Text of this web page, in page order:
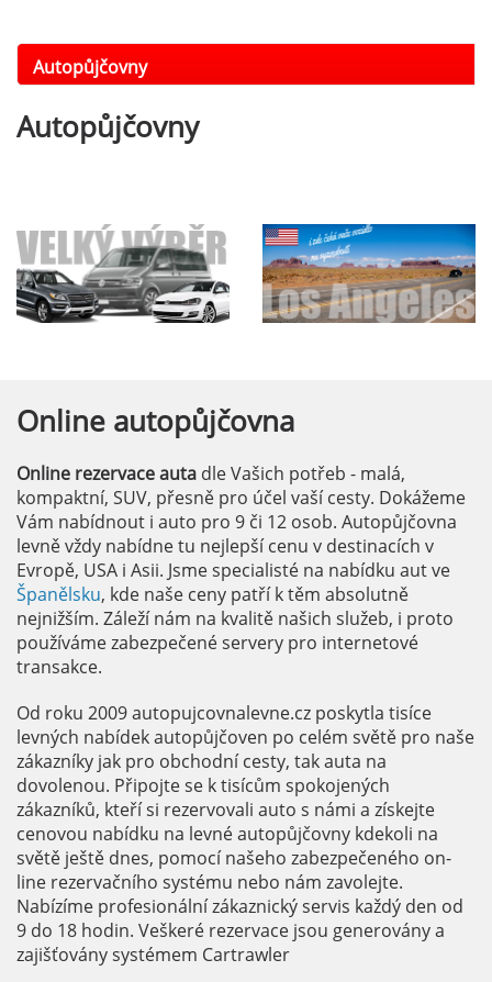
Autopůjčovny
Autopůjčovny
Online autopůjčovna
Online rezervace auta dle Vašich potřeb - malá,
kompaktní, SUV, přesně pro účel vaší cesty. Dokážeme
Vám nabídnout i auto pro 9 či 12 osob. Autopůjčovna
levně vždy nabídne tu nejlepší cenu v destinacích v
Evropě, USA i Asii. Jsme specialisté na nabídku aut ve
Španělsku, kde naše ceny patří k těm absolutně
nejnižším. Záleží nám na kvalitě našich služeb, i proto
používáme zabezpečené servery pro internetové
transakce.
Od roku 2009 autopujcovnalevne.cz poskytla tisíce
levných nabídek autopůjčoven po celém světě pro naše
zákazníky jak pro obchodní cesty, tak auta na
dovolenou. Připojte se k tisícům spokojených
zákazníků, kteří si rezervovali auto s námi a získejte
cenovou nabídku na levné autopůjčovny kdekoli na
světě ještě dnes, pomocí našeho zabezpečeného on-
line rezervačního systému nebo nám zavolejte.
Nabízíme profesionální zákaznický servis každý den od
9 do 18 hodin. Veškeré rezervace jsou generovány a
zajišťovány systémem Cartrawler